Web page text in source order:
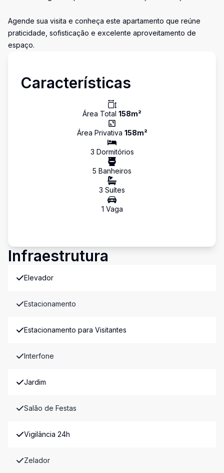
Agende sua visita e conheça este apartamento que reúne
praticidade, sofisticação e excelente aproveitamento de
espaço.
Características
Área Total 158m²
Área Privativa 158m²
3 Dormitórios
5 Banheiros
3 Suítes
1 Vaga
Infraestrutura
Elevador
Estacionamento
Estacionamento para Visitantes
Interfone
Jardim
Salão de Festas
Vigilância 24h
Zelador